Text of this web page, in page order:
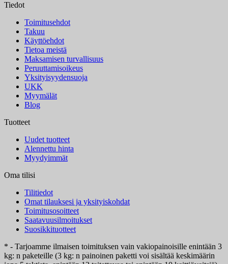
Tiedot
Toimitusehdot
Takuu
Käyttöehdot
Tietoa meistä
Maksamisen turvallisuus
Peruuttamisoikeus
Yksityisyydensuoja
UKK
Myymälät
Blog
Tuotteet
Uudet tuotteet
Alennettu hinta
Myydyimmät
Oma tilisi
Tilitiedot
Omat tilauksesi ja yksityiskohdat
Toimitusosoitteet
Saatavuusilmoitukset
Suosikkituotteet
* - Tarjoamme ilmaisen toimituksen vain vakiopainoisille enintään 3
kg: n paketeille (3 kg: n painoinen paketti voi sisältää keskimäärin